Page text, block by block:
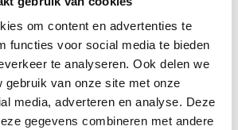
om content en advertenties te
functies voor social media te bieden
te analyseren. Ook delen we
gebruik van onze site met onze
media, adverteren en analyse. Deze
gegevens combineren met andere
informatie uit kunt halen;
controles plus een
onderzoeken maken dat
1 million de dollars sont investis
de la base de données.